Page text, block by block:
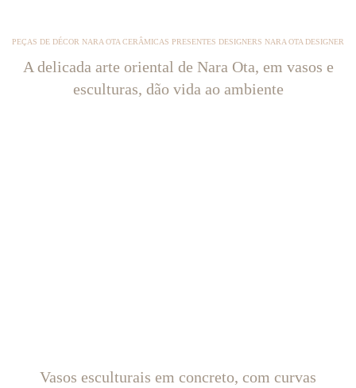
PEÇAS DE DÉCOR NARA OTA CERÂMICAS PRESENTES DESIGNERS NARA OTA DESIGNER
A delicada arte oriental de Nara Ota, em vasos e
esculturas, dão vida ao ambiente
Vasos esculturais em concreto, com curvas